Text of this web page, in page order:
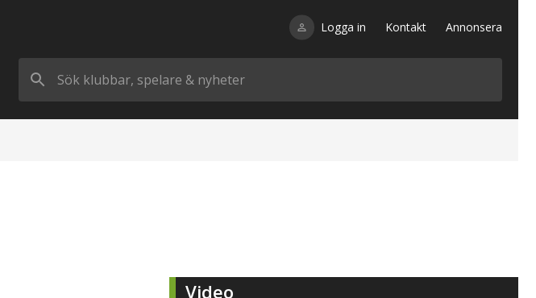
Logga in Kontakt Annonsera
Video